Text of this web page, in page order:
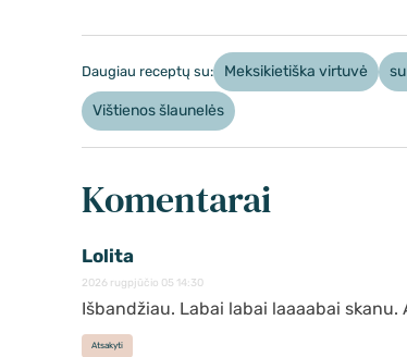
Daugiau receptų su: Meksikietiška virtuvė
Vištienos šlaunelės
Komentarai
Lolita
2026 rugpjūčio 05 14:30
Išbandžiau. Labai labai laaaabai skanu.
Atsakyti